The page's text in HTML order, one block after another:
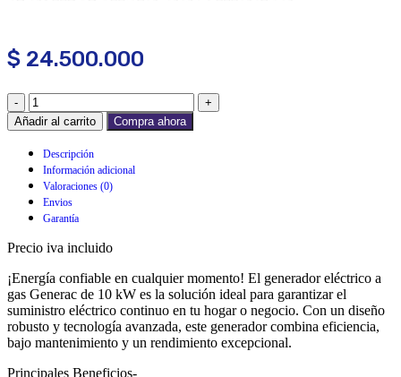
$ 24.500.000
Añadir al carrito Compra ahora
Descripción
Información adicional
Valoraciones (0)
Envios
Garantía
Precio iva incluido
¡Energía confiable en cualquier momento! El generador eléctrico a
gas Generac de 10 kW es la solución ideal para garantizar el
suministro eléctrico continuo en tu hogar o negocio. Con un diseño
robusto y tecnología avanzada, este generador combina eficiencia,
bajo mantenimiento y un rendimiento excepcional.
Principales Beneficios-